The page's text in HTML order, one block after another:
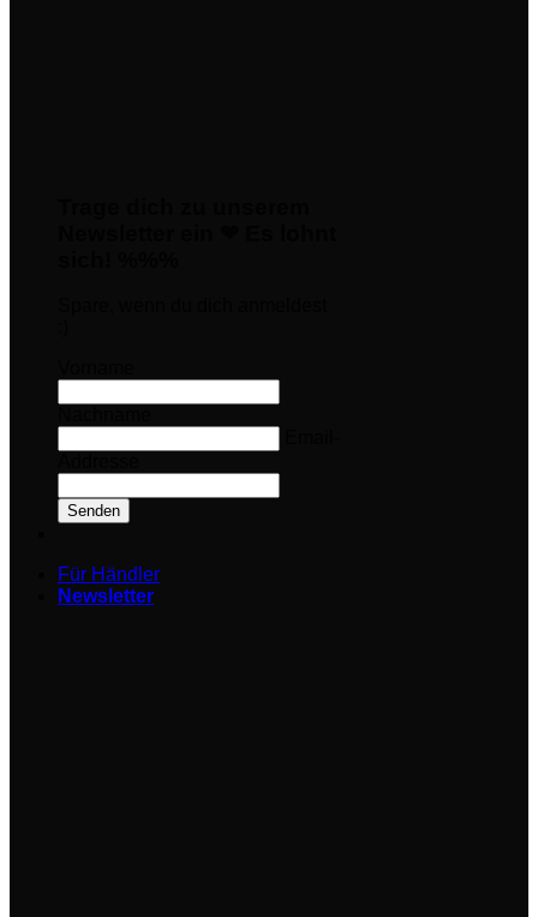
Senden
Für Händler
Newsletter